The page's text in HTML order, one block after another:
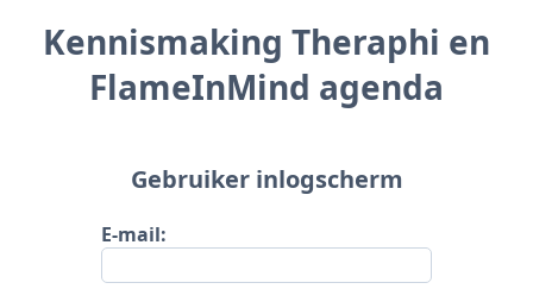
Kennismaking Theraphi en
FlameInMind agenda
Gebruiker inlogscherm
E-mail: